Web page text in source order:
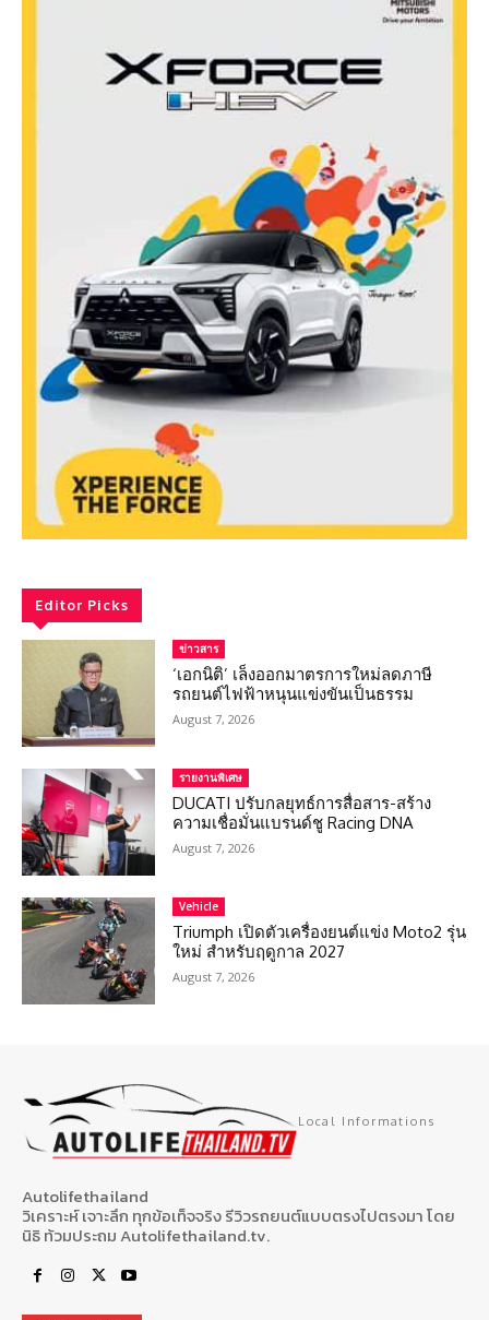
Editor Picks
ข่าวสาร
‘เอกนิติ’ เล็งออกมาตรการใหม่ลดภาษี
รถยนต์ไฟฟ้าหนุนแข่งขันเป็นธรรม
August 7, 2026
รายงานพิเศษ
DUCATI ปรับกลยุทธ์การสื่อสาร-สร้าง
ความเชื่อมั่นแบรนด์ชู Racing DNA
August 7, 2026
Vehicle
Triumph เปิดตัวเครื่องยนต์แข่ง Moto2 รุ่น
ใหม่ สำหรับฤดูกาล 2027
August 7, 2026
Local Informations
Autolifethailand
วิเคราะห์ เจาะลึก ทุกข้อเท็จจริง รีวิวรถยนต์แบบตรงไปตรงมา โดย
นิธิ ท้วมประถม Autolifethailand.tv.